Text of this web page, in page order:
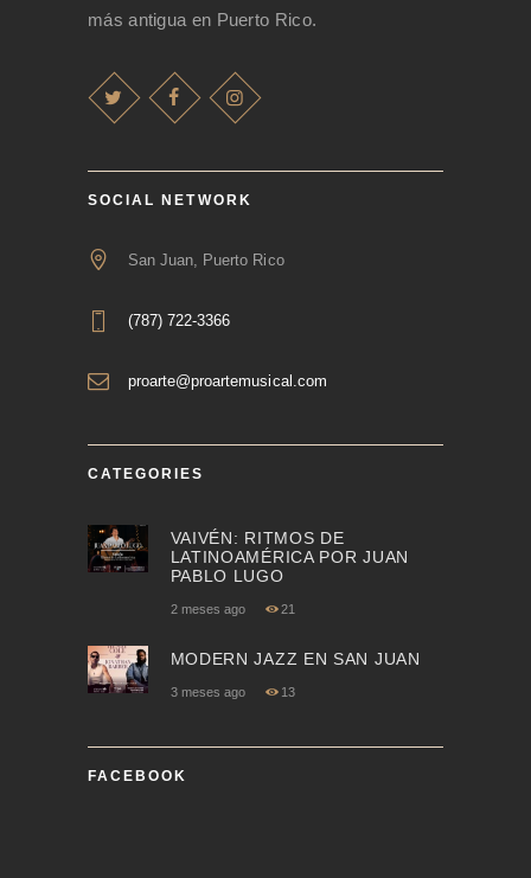
más antigua en Puerto Rico.
SOCIAL NETWORK
San Juan, Puerto Rico
(787) 722-3366
proarte@proartemusical.com
CATEGORIES
VAIVÉN: RITMOS DE
LATINOAMÉRICA POR JUAN
PABLO LUGO
2 meses ago 21
MODERN JAZZ EN SAN JUAN
3 meses ago 13
FACEBOOK